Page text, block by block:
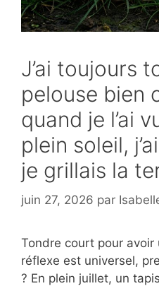
J’ai toujours
pelouse bien
quand je l’ai
plein soleil,
je grillais la
juin 27, 2026 par
Tondre court pour avoir
réflexe est universel,
? En plein juillet, un